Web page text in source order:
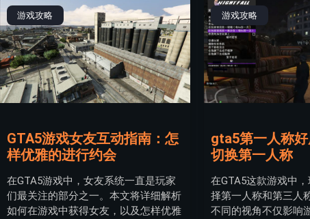
游戏攻略
GTA5游戏女友互动指南：怎
样优雅的进行约会
在GTA5游戏中，女友系统一直是玩家
们最关注的部分之一。本文将详细解析
如何在游戏中获得女友，以及怎样优雅
游戏攻略
gta5第一人称
切换第一人称
在GTA5这款游戏中
择第一人称和第三人
不同的视角不仅影响